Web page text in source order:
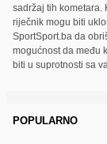
sadržaj tih kometara.
riječnik mogu biti
SportSport.ba da
mogućnost da među
biti u suprotnosti sa
POPULARNO